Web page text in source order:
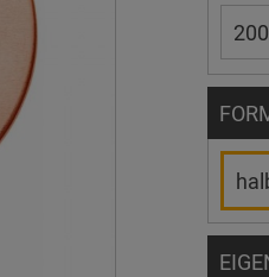
200